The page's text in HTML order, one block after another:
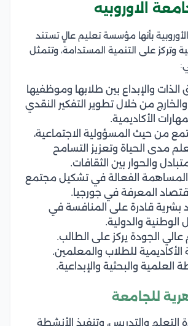
الاوروبيه
بأنها مؤسسة تعليم عالٍ تستند
وتركز على التنمية المستدامة، وتتمثل
الذات والإبداع بين طلابها وموظفيها
من خلال تطوير التفكير النقدي
الأكاديمية.
من حيث المسؤولية الاجتماعية،
مدى الحياة وتعزيز التسامح
والحوار بين الثقافات.
الفعالة في تشكيل مجتمع
المعرفة في جورجيا.
بشرية قادرة على المنافسة في
والدولية.
عالي الجودة يركز على الطالب.
الأكاديمية للطلاب والمعلمين.
العلمية والبحثية والإبداعية.
للجامعة
والتدريس، وتنفيذ الأنشطة